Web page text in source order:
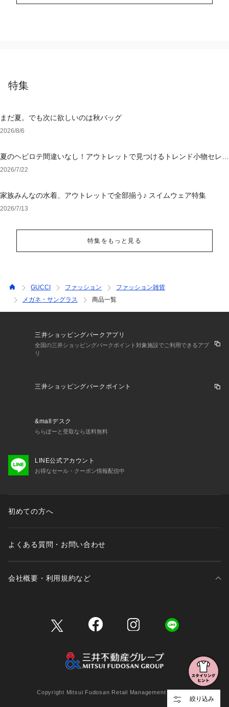
特集
まだ夏。でも次に欲しいのは秋バッグ
2026/8/6
夏のヘビロテ間違いなし！アウトレットで見つけるトレンド小物セレク
ション
2026/7/22
家族みんなの水着、アウトレットで全部揃う♪ スイムウェア特集
2026/7/13
特集をもっと見る
絞り込み
GUCCI ファッション
ファッション雑貨
メガネ・サングラス
商品一覧
三井ショッピングパークアプリ
全国の三井ショッピングパークポイント対象施設でご利用できるアプ
リ
三井ショッピングパークポイント
&mallデスク
ららぽーと受取なら送料無料
LINE公式アカウント
お得なセール・クーポン情報配信中
初めての方へ
よくある質問・お問い合わせ
会社概要・利用規約など
Copyright Mitsui Fudosan Retail Management Co., Ltd.